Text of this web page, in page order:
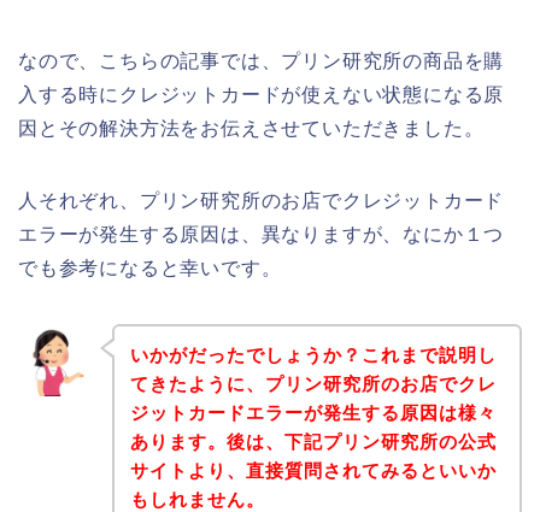
なので、こちらの記事では、プリン研究所の商品を購
入する時にクレジットカードが使えない状態になる原
因とその解決方法をお伝えさせていただきました。
人それぞれ、プリン研究所のお店でクレジットカード
エラーが発生する原因は、異なりますが、なにか１つ
でも参考になると幸いです。
いかがだったでしょうか？これまで説明し
てきたように、プリン研究所のお店でクレ
ジットカードエラーが発生する原因は様々
あります。後は、下記プリン研究所の公式
サイトより、直接質問されてみるといいか
もしれません。